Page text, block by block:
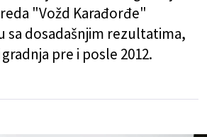
"Vožd Karađorđe"
sa dosadašnjim rezultatima,
pre i posle 2012.